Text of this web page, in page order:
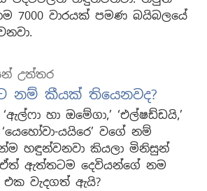
7000 වාරයක් පමණ බයිබලයේ
උත්තර
නම් කීයක් තියෙනවද?
හා ඔමේගා,’ ‘එල්ෂඩ්ඩයි,’
‘යෙහෝවා-යයිරෙ’ වගේ නම්
හඳුන්වනවා කියලා මිනිසුන්
ඇත්තටම දෙවියන්ගේ නම
එක වැදගත් ඇයි?